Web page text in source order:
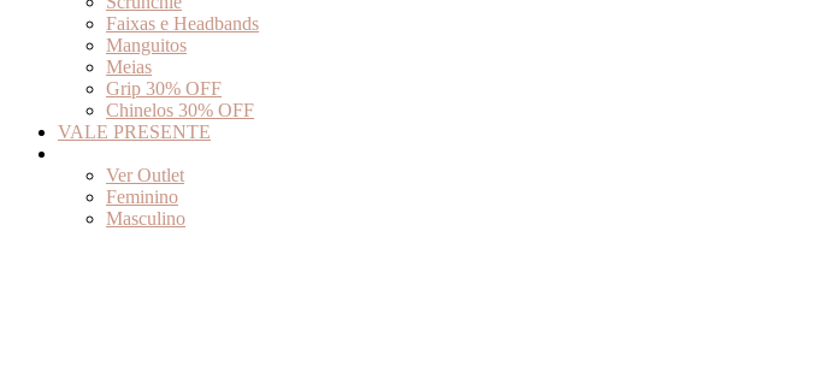
Faixas e Headbands
Manguitos
Meias
Grip 30% OFF
Chinelos 30% OFF
VALE PRESENTE
Ver Outlet
Feminino
Masculino